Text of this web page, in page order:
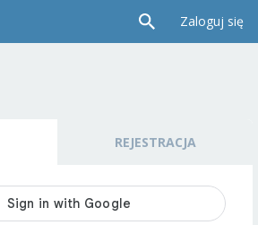
Zaloguj się
REJESTRACJA